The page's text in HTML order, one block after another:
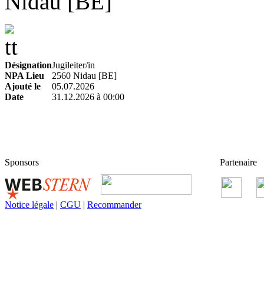
DésignationJugileiter/in
NPA Lieu
2560 Nidau [BE]
Ajouté le
05.07.2026
Date
31.12.2026 à 00:00
Sponsors Partenaire
Notice légale | CGU | Recommander